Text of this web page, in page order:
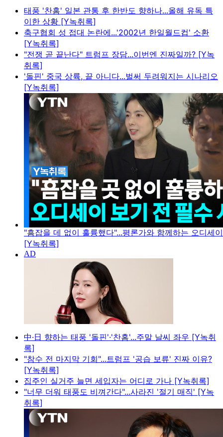
태풍 '찬홈' 일본 관통 후 한반도 향하나...올해 유독 특
이한 상황 [Y녹취록]
축구협회 성 접대 논란에...'2002년 한일월드컵' 소환
[Y녹취록]
"전쟁 곧 끝난다" 트럼프 장담...이번엔 진짜일까? [Y녹
취록]
'돌핀' 중국 상륙, 끝 아니다...벌써 두려워지는 시나리오
[Y녹취록]
"흠잡을 데 없이 훌륭했다"...평론가와 함께하는 오디세
[Y녹취록]
中·日 향하는 태풍 '돌핀'·'찬홈'...주말 날씨 좌우 [Y녹취
록]
"참수 전 마지막 기회"...트럼프 '공습 보류' 진짜 이유?
[Y녹취록]
집주인 실거주 늘면 세입자는 어디로 가나 [Y녹취록]
"너무 더워 태풍도 비껴간다"...사라진 '절기 매직' [Y녹
취록]